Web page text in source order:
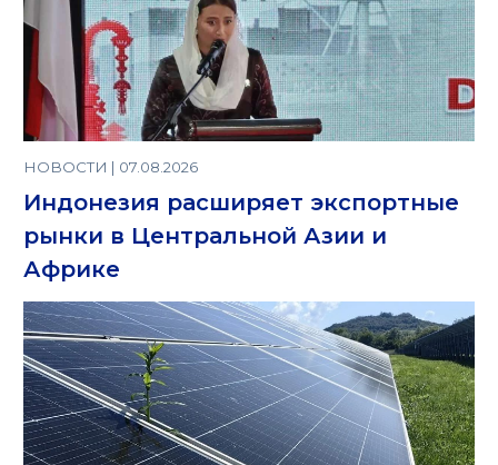
НОВОСТИ | 07.08.2026
Индонезия расширяет экспортные
рынки в Центральной Азии и
Африке